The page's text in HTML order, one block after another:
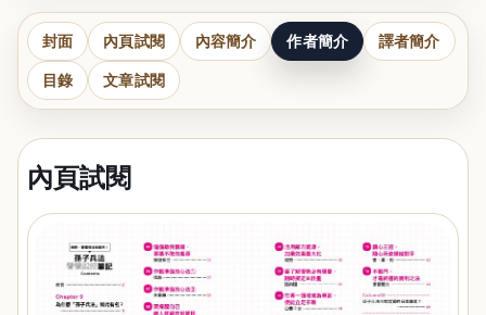
封面 內頁試閱 內容簡介 作者簡介 譯者簡介
目錄 文章試閱
內頁試閱